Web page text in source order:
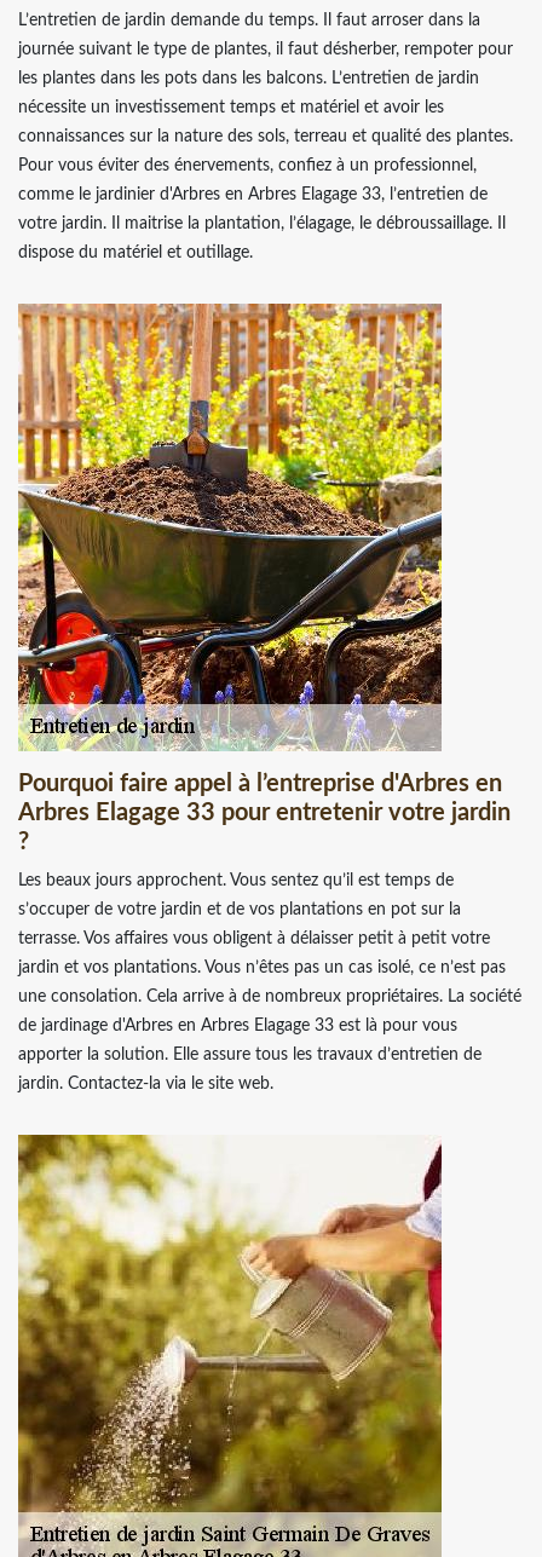
L’entretien de jardin demande du temps. Il faut arroser dans la
journée suivant le type de plantes, il faut désherber, rempoter pour
les plantes dans les pots dans les balcons. L’entretien de jardin
nécessite un investissement temps et matériel et avoir les
connaissances sur la nature des sols, terreau et qualité des plantes.
Pour vous éviter des énervements, confiez à un professionnel,
comme le jardinier d'Arbres en Arbres Elagage 33, l’entretien de
votre jardin. Il maitrise la plantation, l’élagage, le débroussaillage. Il
dispose du matériel et outillage.
Pourquoi faire appel à l’entreprise d'Arbres en
Arbres Elagage 33 pour entretenir votre jardin
?
Les beaux jours approchent. Vous sentez qu’il est temps de
s’occuper de votre jardin et de vos plantations en pot sur la
terrasse. Vos affaires vous obligent à délaisser petit à petit votre
jardin et vos plantations. Vous n’êtes pas un cas isolé, ce n’est pas
une consolation. Cela arrive à de nombreux propriétaires. La société
de jardinage d'Arbres en Arbres Elagage 33 est là pour vous
apporter la solution. Elle assure tous les travaux d’entretien de
jardin. Contactez-la via le site web.